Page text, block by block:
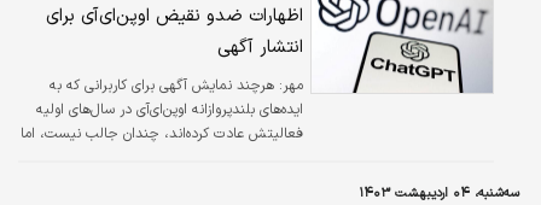
اظهارات ضدو نقیض اوپن‌ای‌آی برای
انتشار آگهی
مهر: هرچند نمایش آگهی برای کاربرانی که به
ایده‌های بلندپروازانه اوپن‌ای‌آی در سال‌های اولیه
فعالیتش عادت کرده‌اند، چندان جالب نیست، اما
سه‌شنبه، ۰۴ اردیبهشت ۱۴۰۳